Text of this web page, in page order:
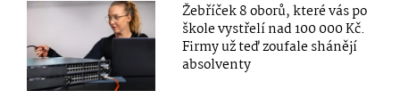
Žebříček 8 oborů, které vás po
škole vystřelí nad 100 000 Kč.
Firmy už teď zoufale shánějí
absolventy